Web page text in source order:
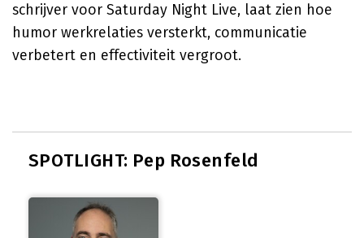
schrijver voor Saturday Night Live, laat zien hoe
humor werkrelaties versterkt, communicatie
verbetert en effectiviteit vergroot.
SPOTLIGHT: Pep Rosenfeld